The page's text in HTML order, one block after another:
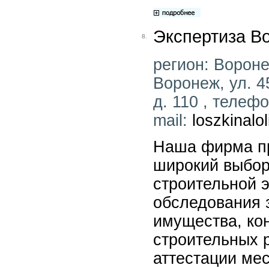
8. Экспертиза
регион:
Воронеж, ул.
д. 110 ,
mail:
Наша фирма
широкий
строительной
обследования
имущества,
строительных
аттестации